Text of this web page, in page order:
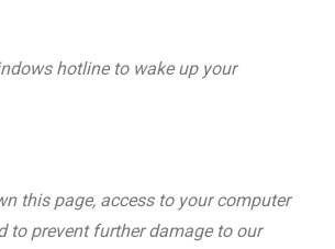
hotline to wake up your
this page, access to your computer
to prevent further damage to our